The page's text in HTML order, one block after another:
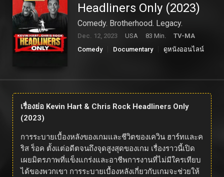
Headliners Only (2023)
Comedy. Brotherhood. Legacy.
Dec. 12, 2023 USA 83 Min.
TV-MA
Comedy
Documentary ดูหนังออนไลน์
เรื่องย่อ Kevin Hart & Chris Rock Headliners Only
(2023)
การระบายเบื้องหลังของเกมและชีวิตของเควิน ฮาร์ทและค
ริส ร็อค ตั้งแต่อดีตจนถึงจุดสูงสุดของเกม เรื่องราวนี้เปิด
เผยมิตรภาพที่แข็งแกร่งและอาชีพการงานที่ไม่มีใครเทียบ
ได้ของพวกเขา การระบายเบื้องหลังเกี่ยวกับเกมจะช่วยให้